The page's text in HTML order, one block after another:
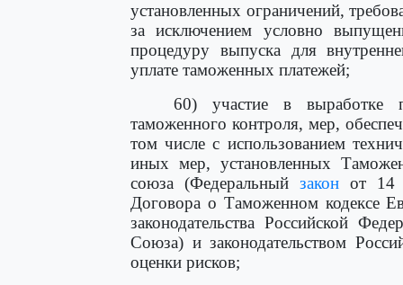
установленных ограничений,
за исключением условно
процедуру выпуска для
уплате таможенных платежей;
60) участие в выработке
таможенного контроля, мер,
том числе с использованием
иных мер, установленных
союза (Федеральный закон от 14
Договора о Таможенном кодексе
законодательства Российской
Союза) и законодательством
оценки рисков;